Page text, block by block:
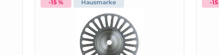
-15 % Hausmarke -